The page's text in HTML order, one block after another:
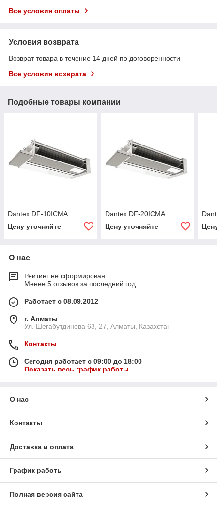
Все условия оплаты
Условия возврата
Возврат товара в течение 14 дней по договоренности
Все условия возврата
Подобные товары компании
Dantex DF-10ICMA
Цену уточняйте
Dantex DF-20ICMA
Цену уточняйте
О нас
Рейтинг не сформирован
Менее 5 отзывов за последний год
Работает с 08.09.2012
г. Алматы
Ул. Шегабутдинова 63, 27, Алматы, Казахстан
Контакты
Сегодня работает с 09:00 до 18:00
Показать весь график работы
О нас
Контакты
Доставка и оплата
График работы
Полная версия сайта